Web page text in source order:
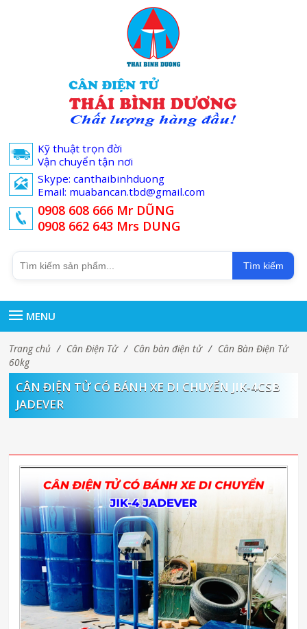
Kỹ thuật trọn đời
Vận chuyển tận nơi
Skype: canthaibinhduong
Email: muabancan.tbd@gmail.com
0908 608 666 Mr DŨNG
0908 662 643 Mrs DUNG
Tìm kiếm
MENU
Trang chủ / Cân Điện Tử / Cân bàn điện tử / Cân Bàn Điện Tử
60kg
CÂN ĐIỆN TỬ CÓ BÁNH XE DI CHUYỂN JIK-4CSB
JADEVER